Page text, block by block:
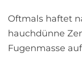
Oftmals haftet
hauchdünne
Fugenmasse